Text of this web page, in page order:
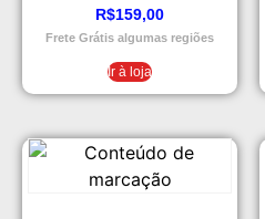
Tradicional – Plugador
R$159,00
Frete Grátis algumas regiões
Ir à loja